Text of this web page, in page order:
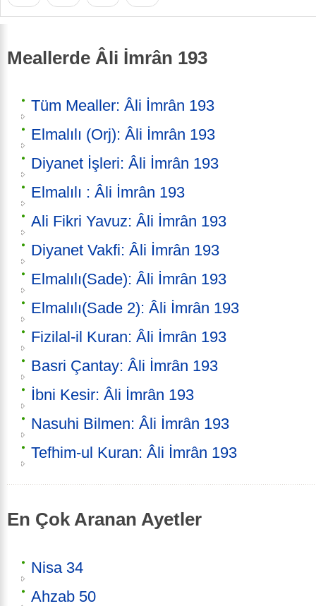
Meallerde Âli İmrân 193
Tüm Mealler: Âli İmrân 193
Elmalılı (Orj): Âli İmrân 193
Diyanet İşleri: Âli İmrân 193
Elmalılı : Âli İmrân 193
Ali Fikri Yavuz: Âli İmrân 193
Diyanet Vakfi: Âli İmrân 193
Elmalılı(Sade): Âli İmrân 193
Elmalılı(Sade 2): Âli İmrân 193
Fizilal-il Kuran: Âli İmrân 193
Basri Çantay: Âli İmrân 193
İbni Kesir: Âli İmrân 193
Nasuhi Bilmen: Âli İmrân 193
Tefhim-ul Kuran: Âli İmrân 193
En Çok Aranan Ayetler
Nisa 34
Ahzab 50